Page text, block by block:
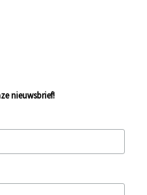
nieuwsbrief!